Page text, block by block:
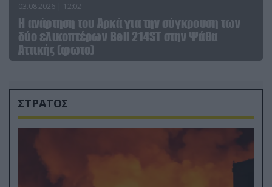
03.08.2026 | 12:02
Η ανάρτηση του Αρκά για την σύγκρουση των
δύο ελικοπτέρων Bell 214ST στην Ψάθα
Αττικής (φωτο)
ΣΤΡΑΤΟΣ